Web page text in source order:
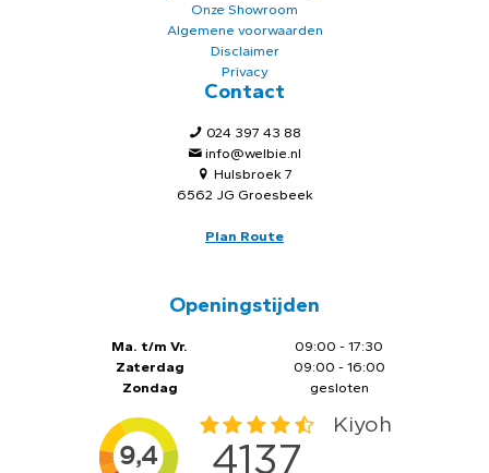
Onze Showroom
Algemene voorwaarden
Disclaimer
Privacy
Contact
024 397 43 88
info@welbie.nl
Hulsbroek 7
6562 JG Groesbeek
Plan Route
Openingstijden
Ma. t/m Vr.
Zaterdag
Zondag
09:00 - 17:30
09:00 - 16:00
gesloten